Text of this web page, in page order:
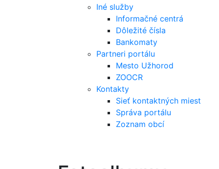
Iné služby
Informačné centrá
Dôležité čísla
Bankomaty
Partneri portálu
Mesto Užhorod
ZOOCR
Kontakty
Sieť kontaktných miest
Správa portálu
Zoznam obcí